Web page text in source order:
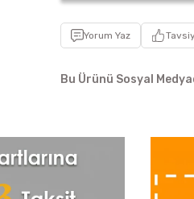
Yorum Yaz
Bu Ürünü Sosyal